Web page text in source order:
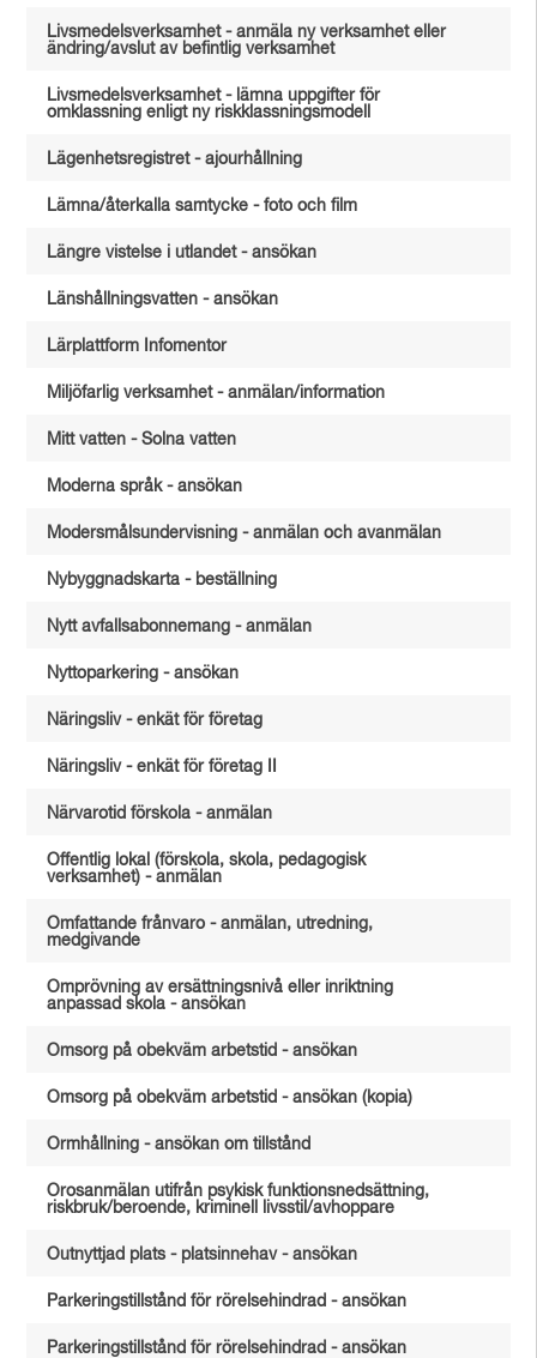
Livsmedelsverksamhet - anmäla ny verksamhet eller
ändring/avslut av befintlig verksamhet
Livsmedelsverksamhet - lämna uppgifter för
omklassning enligt ny riskklassningsmodell
Lägenhetsregistret - ajourhållning
Lämna/återkalla samtycke - foto och film
Längre vistelse i utlandet - ansökan
Länshållningsvatten - ansökan
Lärplattform Infomentor
Miljöfarlig verksamhet - anmälan/information
Mitt vatten - Solna vatten
Moderna språk - ansökan
Modersmålsundervisning - anmälan och avanmälan
Nybyggnadskarta - beställning
Nytt avfallsabonnemang - anmälan
Nyttoparkering - ansökan
Näringsliv - enkät för företag
Näringsliv - enkät för företag II
Närvarotid förskola - anmälan
Offentlig lokal (förskola, skola, pedagogisk
verksamhet) - anmälan
Omfattande frånvaro - anmälan, utredning,
medgivande
Omprövning av ersättningsnivå eller inriktning
anpassad skola - ansökan
Omsorg på obekväm arbetstid - ansökan
Omsorg på obekväm arbetstid - ansökan (kopia)
Ormhållning - ansökan om tillstånd
Orosanmälan utifrån psykisk funktionsnedsättning,
riskbruk/beroende, kriminell livsstil/avhoppare
Outnyttjad plats - platsinnehav - ansökan
Parkeringstillstånd för rörelsehindrad - ansökan
Parkeringstillstånd för rörelsehindrad - ansökan